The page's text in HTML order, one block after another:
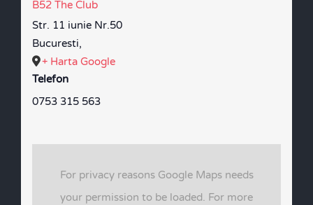
B52 The Club
Str. 11 iunie Nr.50
Bucuresti,
+ Harta Google
Telefon
0753 315 563
For privacy reasons Google Maps needs
your permission to be loaded. For more